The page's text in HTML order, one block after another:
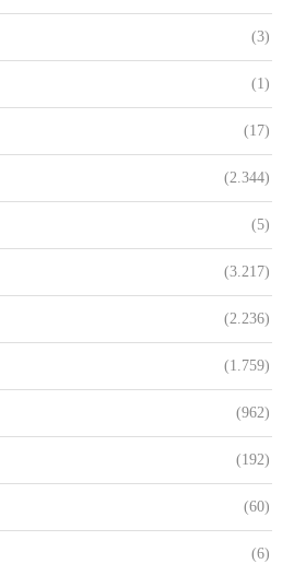
(3)
(1)
(17)
(2.344)
(5)
(3.217)
(2.236)
(1.759)
(962)
(192)
(60)
(6)